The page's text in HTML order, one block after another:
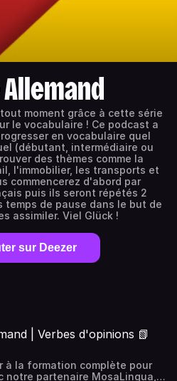
moment grâce à cette série
le vocabulaire ! Ce podcast a
en vocabulaire quel
(débutant, intermédiaire ou
des thèmes comme la
l'immobilier, les transports et
commencerez d'abord par
puis ils seront répétés 2
temps de pause dans le but de
assimiler. Viel Glück !
sur Deezer
| Verbes d'opinions 📗
à la formation complète pour
notre partenaire MosaLingua,